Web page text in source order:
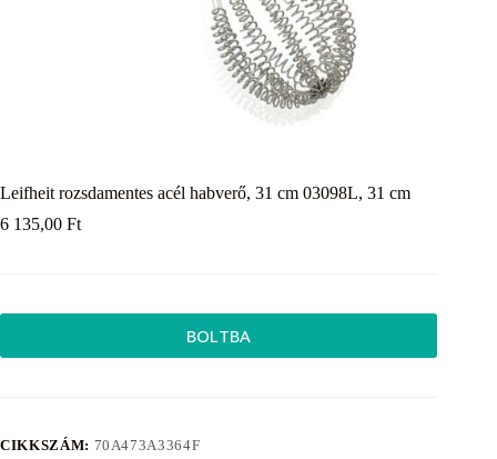
Leifheit rozsdamentes acél habverő, 31 cm 03098L, 31 cm
6 135,00 Ft
BOLTBA
CIKKSZÁM: 70A473A3364F